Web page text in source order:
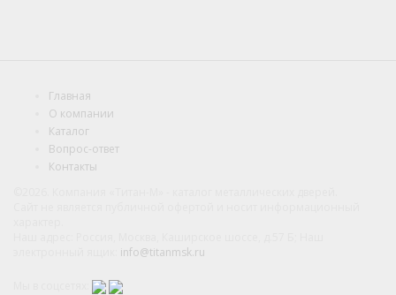
Главная
О компании
Каталог
Вопрос-ответ
Контакты
info@titanmsk.ru